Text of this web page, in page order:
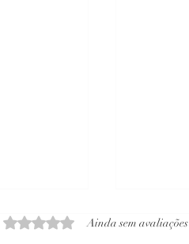
Avaliado com 0 de 5 estrelas.
Ainda sem avaliações